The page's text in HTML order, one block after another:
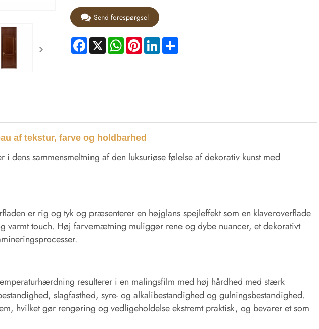
Send forespørgsel
Facebook
X WhatsApp
PinterestLinkedInShare
af tekstur, farve og holdbarhed
dens sammensmeltning af den luksuriøse følelse af dekorativ kunst med
er rig og tyk og præsenterer en højglans spejleffekt som en klaveroverflade
varmt touch. Høj farvemætning muliggør rene og dybe nuancer, et dekorativt
resulterer i en malingsfilm med høj hårdhed med stærk
slagfasthed, syre- og alkalibestandighed og gulningsbestandighed.
hvilket gør rengøring og vedligeholdelse ekstremt praktisk, og bevarer et som